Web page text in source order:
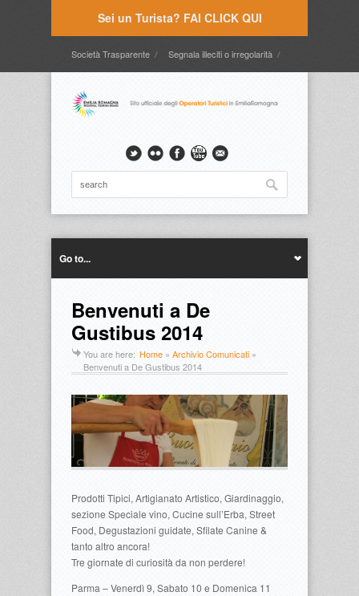
Sei un Turista? FAI CLICK QUI
Società Trasparente Segnala illeciti o irregolarità
Timbrature
Go to...
Benvenuti a De
Gustibus 2014
You are here: Home » Archivio Comunicati »
Benvenuti a De Gustibus 2014
Prodotti Tipici, Artigianato Artistico, Giardinaggio,
sezione Speciale vino, Cucine sull’Erba, Street
Food, Degustazioni guidate, Sfilate Canine &
tanto altro ancora!
Tre giornate di curiosità da non perdere!
Parma – Venerdì 9, Sabato 10 e Domenica 11